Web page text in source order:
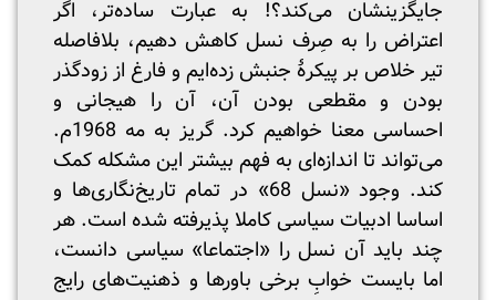
جایگزینشان می‌کند؟! به عبارت ساده‌تر، اگر
اعتراض را به صِرف نسل کاهش دهیم، بلافاصله
تیر خلاص بر پیکرۀ جنبش زده‌ایم و فارغ از زودگذر
بودن و مقطعی بودن آن، آن را هیجانی و
احساسی معنا خواهیم کرد. گریز به مه 1968م.
می‌تواند تا اندازه‌ای به فهم بیشتر این مشکله کمک
‌کند. وجود «نسل 68» در تمام تاریخ‌نگاری‌ها و
اساسا ادبیات سیاسی کاملا پذیرفته شده است. هر
چند باید آن نسل را «اجتماعا» سیاسی دانست،
اما بایست خوابِ برخی باورها و ذهنیت‌های رایج